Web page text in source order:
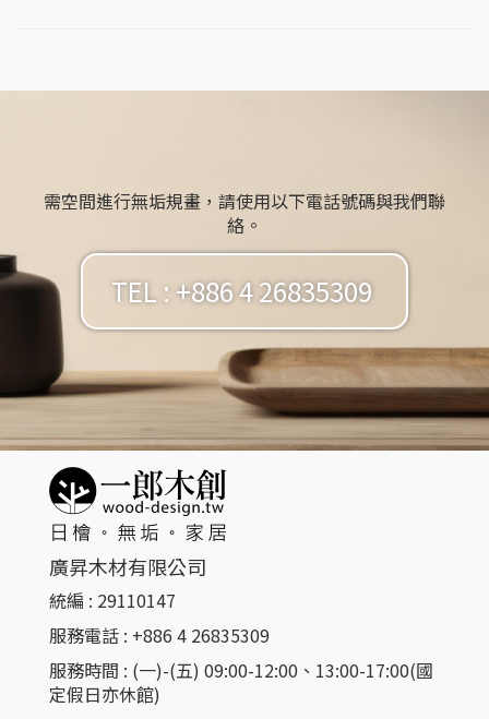
需空間進行無垢規畫，請使用以下電話號碼與我們聯
絡。
TEL : +886 4 26835309
廣昇木材有限公司
統編 : 29110147
服務電話 : +886 4 26835309​
服務時間 : (一)-(五) 09:00-12:00、13:00-17:00(國
定假日亦休館)